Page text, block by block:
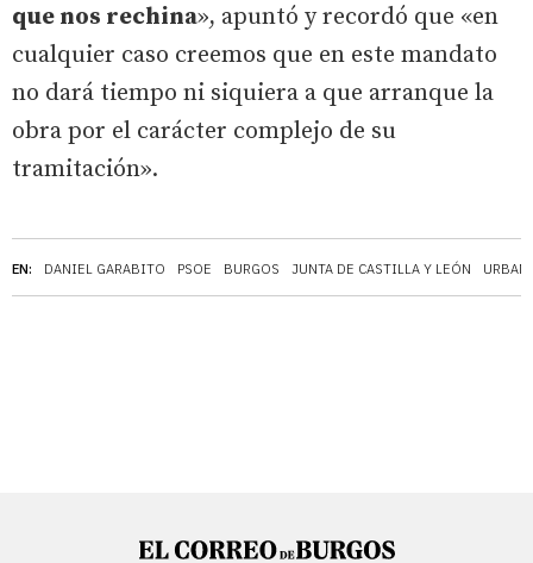
EN: DANIEL GARABITO PSOE BURGOS JUNTA DE CASTILLA Y LEÓN
que nos rechina», apuntó y recordó que «en
cualquier caso creemos que en este mandato
no dará tiempo ni siquiera a que arranque la
obra por el carácter complejo de su
tramitación».